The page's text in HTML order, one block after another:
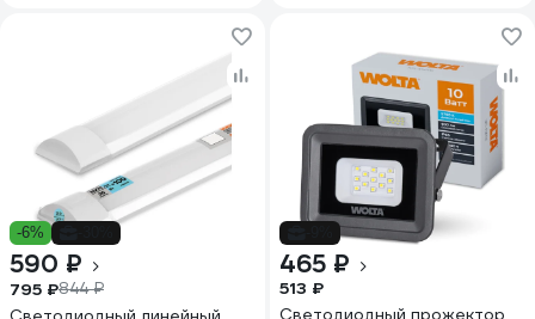
-6%
590 ₽
795 ₽844 ₽
465 ₽
513 ₽
Светодиодный прожектор